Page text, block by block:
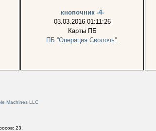
кнопочник -4-
03.03.2016 01:11:26
Карты ПБ
ПБ ''Операция Сволочь''.
Machines LLC
23.